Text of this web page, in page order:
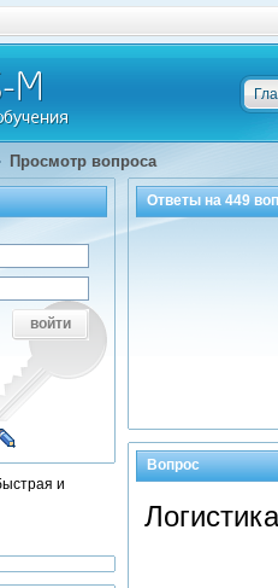
Просмотр вопроса
Ответы на449
Вопрос
войти
и